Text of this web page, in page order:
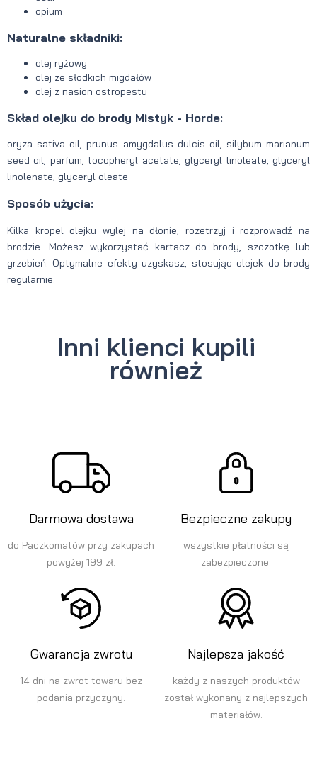
opium
Naturalne składniki:
olej ryżowy
olej ze słodkich migdałów
olej z nasion ostropestu
Skład olejku do brody Mistyk - Horde:
oryza sativa oil, prunus amygdalus dulcis oil, silybum marianum
seed oil, parfum, tocopheryl acetate, glyceryl linoleate, glyceryl
linolenate, glyceryl oleate
Sposób użycia:
Kilka kropel olejku wylej na dłonie, rozetrzyj i rozprowadź na
brodzie. Możesz wykorzystać kartacz do brody, szczotkę lub
grzebień. Optymalne efekty uzyskasz, stosując olejek do brody
regularnie.
Inni klienci kupili
również
Darmowa dostawa
do Paczkomatów przy zakupach
powyżej 199 zł.
Bezpieczne zakupy
wszystkie płatności są
zabezpieczone.
Gwarancja zwrotu
14 dni na zwrot towaru bez
podania przyczyny.
Najlepsza jakość
każdy z naszych produktów
został wykonany z najlepszych
materiałów.